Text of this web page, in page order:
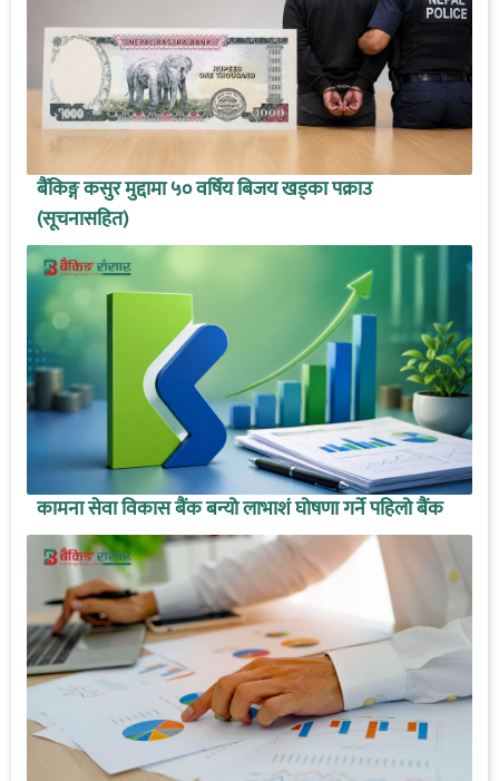
बैंकिङ्ग कसुर मुद्दामा ५० वर्षिय बिजय खड्का पक्राउ
(सूचनासहित)
कामना सेवा विकास बैंक बन्यो लाभाशं घोषणा गर्ने पहिलो बैंक